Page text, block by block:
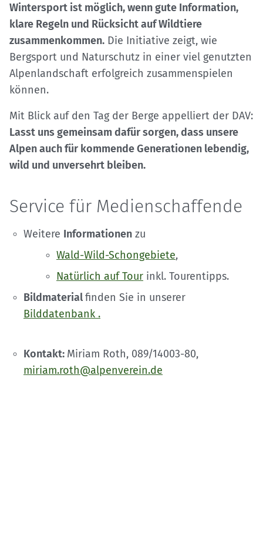
Wintersport ist möglich, wenn gute Information,
klare Regeln und Rücksicht auf Wildtiere
zusammenkommen. Die Initiative zeigt, wie
Bergsport und Naturschutz in einer viel genutzten
Alpenlandschaft erfolgreich zusammenspielen
können.
Mit Blick auf den Tag der Berge appelliert der DAV:
Lasst uns gemeinsam dafür sorgen, dass unsere
Alpen auch für kommende Generationen lebendig,
wild und unversehrt bleiben.
Service für Medienschaffende
Weitere Informationen zu
Wald-Wild-Schongebiete,
Natürlich auf Tour inkl. Tourentipps.
Bildmaterialfinden Sie in unserer
Bilddatenbank .
Kontakt: Miriam Roth, 089/14003-80,
miriam.roth@alpenverein.de